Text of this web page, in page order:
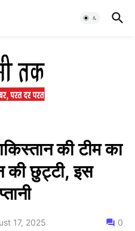
की टीम का
की छुट्टी, इस
17, 2025 0